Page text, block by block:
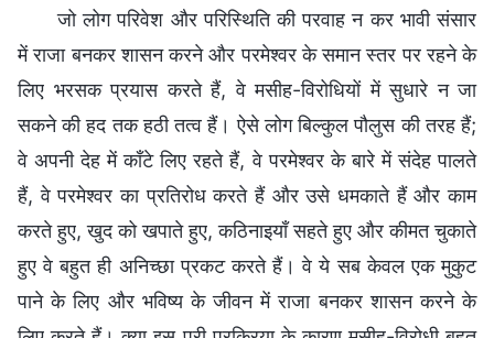
जो लोग परिवेश और परिस्थिति की परवाह न कर भावी संसार
में राजा बनकर शासन करने और परमेश्वर के समान स्तर पर रहने के
लिए भरसक प्रयास करते हैं, वे मसीह-विरोधियों में सुधारे न जा
सकने की हद तक हठी तत्व हैं। ऐसे लोग बिल्कुल पौलुस की तरह हैं;
वे अपनी देह में काँटे लिए रहते हैं, वे परमेश्वर के बारे में संदेह पालते
हैं, वे परमेश्वर का प्रतिरोध करते हैं और उसे धमकाते हैं और काम
करते हुए, खुद को खपाते हुए, कठिनाइयाँ सहते हुए और कीमत चुकाते
हुए वे बहुत ही अनिच्छा प्रकट करते हैं। वे ये सब केवल एक मुकुट
पाने के लिए और भविष्य के जीवन में राजा बनकर शासन करने के